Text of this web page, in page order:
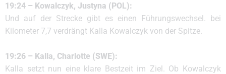
19:24 – Kowalczyk, Justyna (POL):
Und auf der Strecke gibt es einen Führungswechsel. bei
Kilometer 7,7 verdrängt Kalla Kowalczyk von der Spitze.
19:26 – Kalla, Charlotte (SWE):
Kalla setzt nun eine klare Bestzeit im Ziel. Ob Kowalczyk